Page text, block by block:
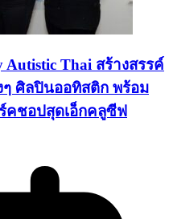
Thai สร้างสรรค์
ๆ ศิลปินออทิสติก พร้อม
คชอปสุดเอ็กคลูซีฟ